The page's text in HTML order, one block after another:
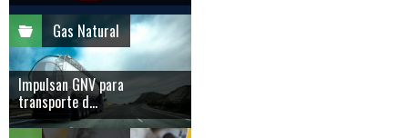
Gas Natural
Impulsan GNV para
transporte d...